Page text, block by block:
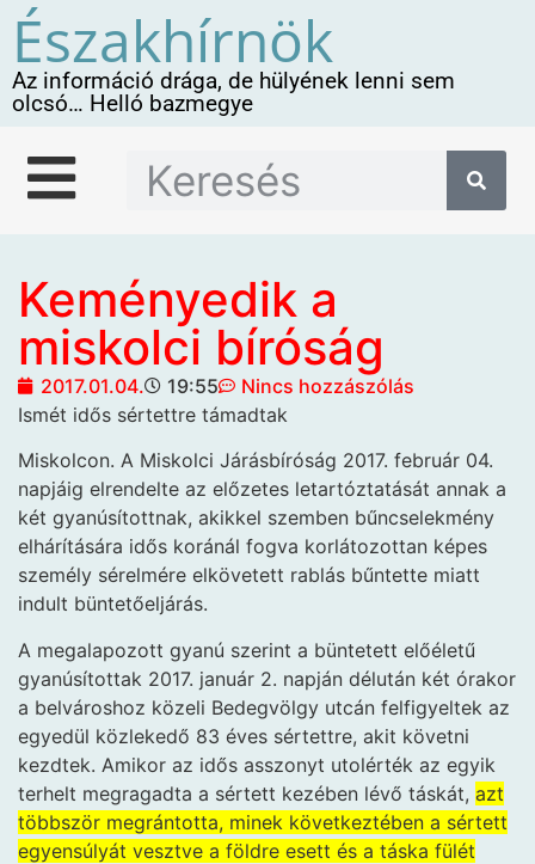
Északhírnök
Az információ drága, de hülyének lenni sem
olcsó… Helló bazmegye
Keményedik a
miskolci bíróság
2017.01.04. 19:55
Nincs hozzászólás
Ismét idős sértettre támadtak
Miskolcon. A Miskolci Járásbíróság 2017. február 04.
napjáig elrendelte az előzetes letartóztatását annak a
két gyanúsítottnak, akikkel szemben bűncselekmény
elhárítására idős koránál fogva korlátozottan képes
személy sérelmére elkövetett rablás bűntette miatt
indult büntetőeljárás.
A megalapozott gyanú szerint a büntetett előéletű
gyanúsítottak 2017. január 2. napján délután két órakor
a belvároshoz közeli Bedegvölgy utcán felfigyeltek az
egyedül közlekedő 83 éves sértettre, akit követni
kezdtek. Amikor az idős asszonyt utolérték az egyik
terhelt megragadta a sértett kezében lévő táskát, azt
többször megrántotta, minek következtében a sértett
egyensúlyát vesztve a földre esett és a táska fülét